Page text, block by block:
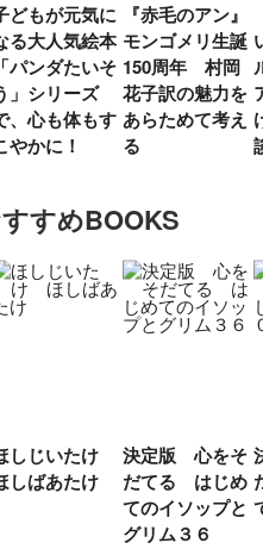
どもが元気に
る大人気絵本
「パンダたいそ
」シリーズ
、心も体もす
やかに！
『赤毛のアン』
モンゴメリ生誕
150周年 村岡
花子訳の魅力を
あらためて考え
る
すめBOOKS
しじいたけ
しばあたけ
決定版 心をそ
だてる はじめ
てのイソップと
グリム３６